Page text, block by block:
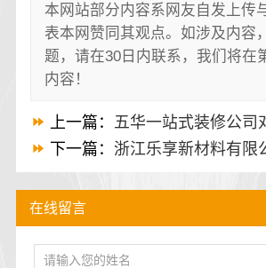
本网站部分内容系网友自发上传
表本网赞同其观点。如涉及内容
题，请在30日内联系，我们将在
内容！
上一篇：
五华一站式装修公司对比，云南至高新型
下一篇： 浙江乐享新材料有限公司，畅销房子整装
在线留言